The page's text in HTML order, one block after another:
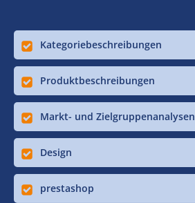
Kategoriebeschreibungen
Produktbeschreibungen
Markt- und Zielgruppenanalysen
Design
prestashop